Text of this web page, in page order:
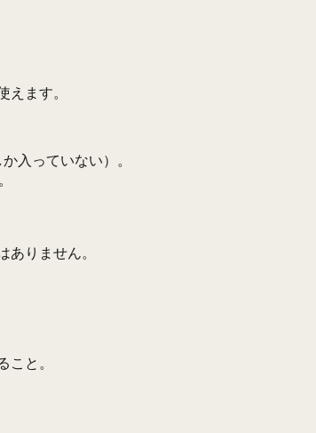
ます。
入っていない）。
りません。
と。